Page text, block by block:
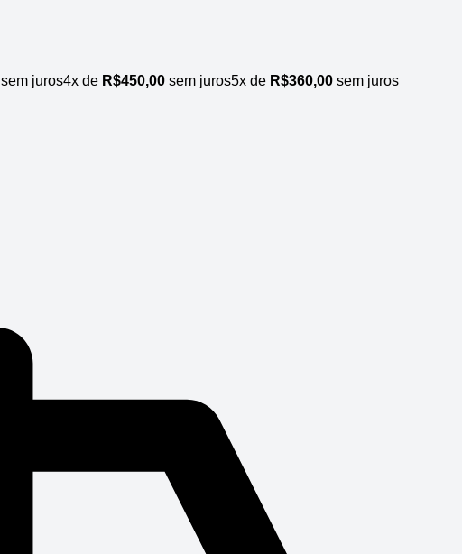
sem juros4x de R$450,00 sem juros5x de R$360,00 sem juros